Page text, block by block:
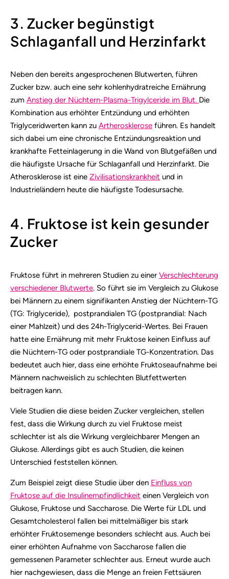
3. Zucker begünstigt
Schlaganfall und Herzinfarkt
Neben den bereits angesprochenen Blutwerten, führen
Zucker bzw. auch eine sehr kohlenhydratreiche Ernährung
zum Anstieg der Nüchtern-Plasma-Trigylceride im Blut. Die
Kombination aus erhöhter Entzündung und erhöhten
Triglyceridwerten kann zu Artherosklerose führen. Es handelt
sich dabei um eine chronische Entzündungsreaktion und
krankhafte Fetteinlagerung in die Wand von Blutgefäßen und
die häufigste Ursache für Schlaganfall und Herzinfarkt. Die
Atherosklerose ist eine Zivilisationskrankheit und in
Industrieländern heute die häufigste Todesursache.
4. Fruktose ist kein gesunder
Zucker
Fruktose führt in mehreren Studien zu einer Verschlechterung
verschiedener Blutwerte. So führt sie im Vergleich zu Glukose
bei Männern zu einem signifikanten Anstieg der Nüchtern-TG
(TG: Triglyceride), postprandialen TG (postprandial: Nach
einer Mahlzeit) und des 24h-Triglycerid-Wertes. Bei Frauen
hatte eine Ernährung mit mehr Fruktose keinen Einfluss auf
die Nüchtern-TG oder postprandiale TG-Konzentration. Das
bedeutet auch hier, dass eine erhöhte Fruktoseaufnahme bei
Männern nachweislich zu schlechten Blutfettwerten
beitragen kann.
Viele Studien die diese beiden Zucker vergleichen, stellen
fest, dass die Wirkung durch zu viel Fruktose meist
schlechter ist als die Wirkung vergleichbarer Mengen an
Glukose. Allerdings gibt es auch Studien, die keinen
Unterschied feststellen können.
Zum Beispiel zeigt diese Studie über den Einfluss von
Fruktose auf die Insulinempfindlichkeit einen Vergleich von
Glukose, Fruktose und Saccharose. Die Werte für LDL und
Gesamtcholesterol fallen bei mittelmäßiger bis stark
erhöhter Fruktosemenge besonders schlecht aus. Auch bei
einer erhöhten Aufnahme von Saccharose fallen die
gemessenen Parameter schlechter aus. Erneut wurde auch
hier nachgewiesen, dass die Menge an freien Fettsäuren